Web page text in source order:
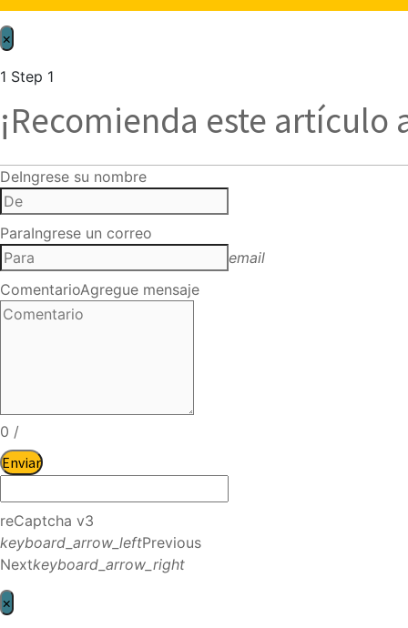
×
1 Step 1
¡Recomienda este artículo
DeIngrese su nombre
ParaIngrese un correo
email
ComentarioAgregue mensaje
0 /
Enviar
reCaptcha v3
keyboard_arrow_leftPrevious
Nextkeyboard_arrow_right
×